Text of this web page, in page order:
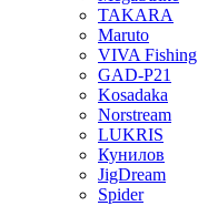
TAKARA
Maruto
VIVA Fishing
GAD-P21
Kosadaka
Norstream
LUKRIS
Кунилов
JigDream
Spider